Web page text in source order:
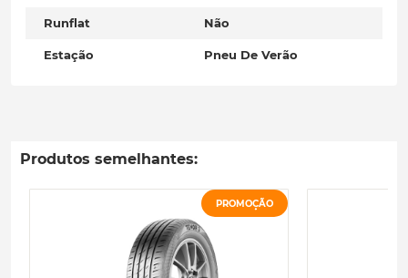
Runflat Não
Estação Pneu De Verão
Produtos semelhantes:
PROMOÇÃO